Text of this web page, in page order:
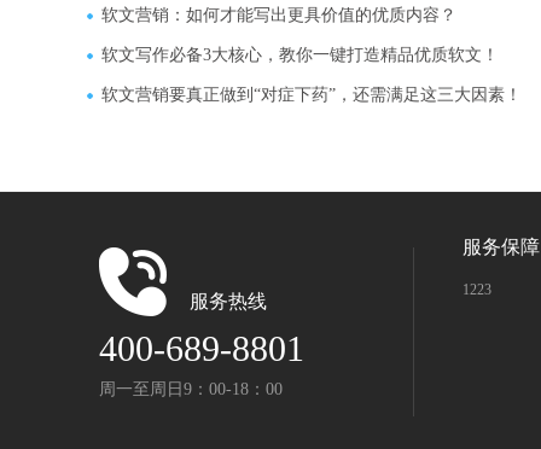
软文营销：如何才能写出更具价值的优质内容？
软文写作必备3大核心，教你一键打造精品优质软文！
软文营销要真正做到“对症下药”，还需满足这三大因素！
服务热线
400-689-8801
周一至周日9：00-18：00
服务保障
1223